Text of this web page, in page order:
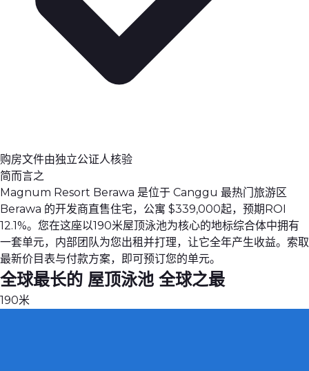
购房文件由独立公证人核验
简而言之
Magnum Resort Berawa 是位于 Canggu 最热门旅游区
Berawa 的开发商直售住宅，公寓 $339,000起，预期ROI
12.1%。您在这座以190米屋顶泳池为核心的地标综合体中拥有
一套单元，内部团队为您出租并打理，让它全年产生收益。索取
最新价目表与付款方案，即可预订您的单元。
全球最长的 屋顶泳池 全球之最
190米